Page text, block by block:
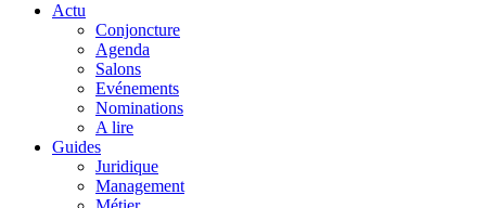
Actu
Conjoncture
Agenda
Salons
Evénements
Nominations
A lire
Guides
Juridique
Management